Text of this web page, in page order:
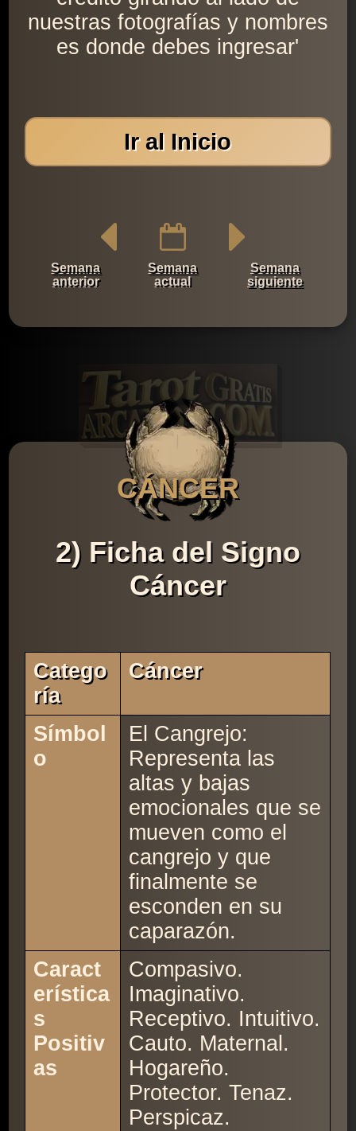
nuestras fotografías y nombres
es donde debes ingresar'
Ir al Inicio
Semana
anterior
Semana
actual
Semana
siguiente
CÁNCER
2) Ficha del Signo
Cáncer
Catego
Ría
Cáncer
Símbol
o
El Cangrejo:
Representa las
altas y bajas
emocionales que se
mueven como el
cangrejo y que
finalmente se
esconden en su
caparazón.
Caract
erística
s
Positiv
as
Compasivo.
Imaginativo.
Receptivo. Intuitivo.
Cauto. Maternal.
Hogareño.
Protector. Tenaz.
Perspicaz.